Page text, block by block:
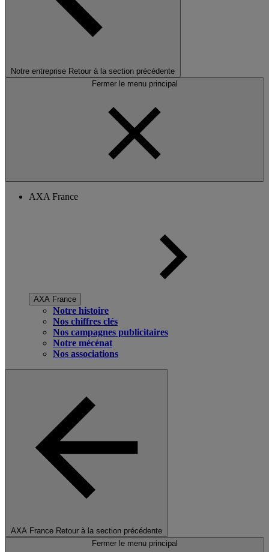
Notre entreprise Retour à la section précédente
Fermer le menu principal
AXA France
AXA France
Notre histoire
Nos chiffres clés
Nos campagnes publicitaires
Notre mécénat
Nos associations
AXA France Retour à la section précédente
Fermer le menu principal